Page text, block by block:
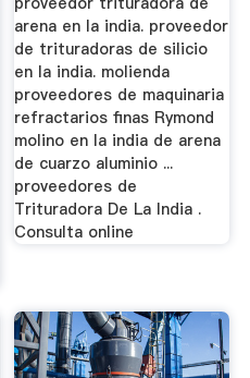
arena en la india. proveedor
de trituradoras de silicio
en la india. molienda
proveedores de maquinaria
refractarios finas Rymond
molino en la india de arena
de cuarzo aluminio ...
proveedores de
Trituradora De La India .
Consulta online